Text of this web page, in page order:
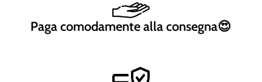
Paga comodamente alla consegna😍